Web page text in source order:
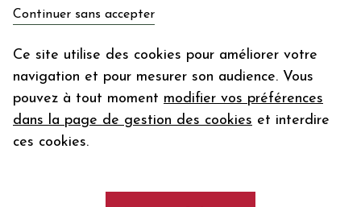
Continuer sans accepter
Ce site utilise des cookies pour améliorer votre
navigation et pour mesurer son audience. Vous
pouvez à tout moment modifier vos préférences
dans la page de gestion des cookies et interdire
ces cookies.
en bon d'achat
Votre
email
En m’abonnant, j’accepte de recevoir la newsletter de la